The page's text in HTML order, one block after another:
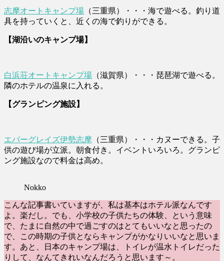
志摩オートキャンプ場 （三重県）・・・海で遊べる。釣り道
具を持っていくと、近くの海で釣りができる。
【湖沿いのキャンプ場】
白浜荘オートキャンプ場 （滋賀県）・・・琵琶湖で遊べる。
隣のホテルの温泉に入れる。
【グランピング施設】
エバーグレイズ伊勢志摩 （三重県）・・・カヌーできる。子
供の遊び場が立派。朝食付き。イベントいろいろ。グランピ
ング施設なので料金は高め。
Nokko
こんな記事書いていますが、私は基本はホテル派なんです
よ。楽だし。でも、小学校の子供たちの体験、という意味
で、たまに自然の中で過ごすのはとてもいいなと思ったの
で、この時期の子供とならキャンプがかなりいいなと思いま
す。あと、日本のキャンプ場は、トイレが温水トイレだった
りして、なんてきれいなんだろうと思います～。